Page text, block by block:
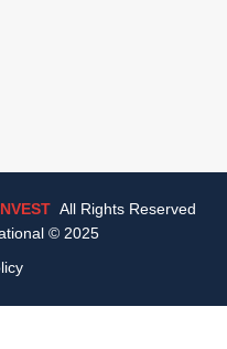
All Rights Reserved
© 2025